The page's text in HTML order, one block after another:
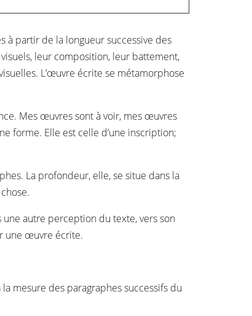
partir de la longueur successive des
leur composition, leur battement,
L’œuvre écrite se métamorphose
Mes œuvres sont à voir, mes œuvres
forme. Elle est celle d’une inscription;
La profondeur, elle, se situe dans la
autre perception du texte, vers son
une œuvre écrite.
mesure des paragraphes successifs du